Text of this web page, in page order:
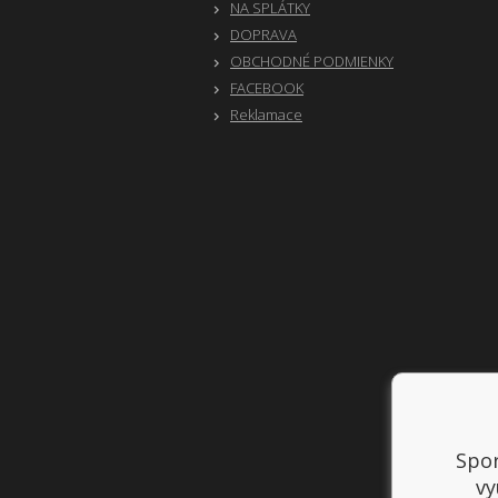
NA SPLÁTKY
DOPRAVA
OBCHODNÉ PODMIENKY
FACEBOOK
Reklamace